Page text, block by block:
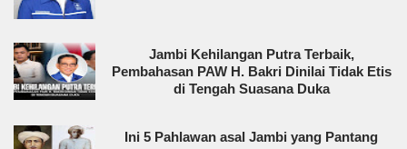
Jambi Kehilangan Putra Terbaik,
Pembahasan PAW H. Bakri Dinilai Tidak Etis
di Tengah Suasana Duka
Ini 5 Pahlawan asal Jambi yang Pantang